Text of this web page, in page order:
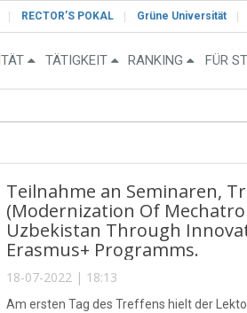
RECTOR’S POKAL Grüne Universität
TÄTIGKEIT RANKING FÜR
Teilnahme an Seminaren,
(Modernization Of
Uzbekistan Through
Erasmus+ Programms.
18-07-2022 | 18:13
Am ersten Tag des Treffens hielt der